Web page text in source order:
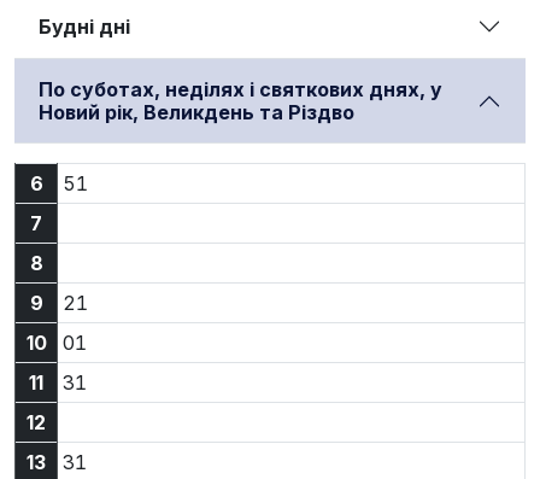
Будні дні
По суботах, неділях і святкових днях, у
Новий рік, Великдень та Різдво
6 51
7
8
9
21
10
01
11
31
12
13
31